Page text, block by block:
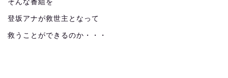
そんな番組を
登坂アナが救世主となって
救うことができるのか・・・